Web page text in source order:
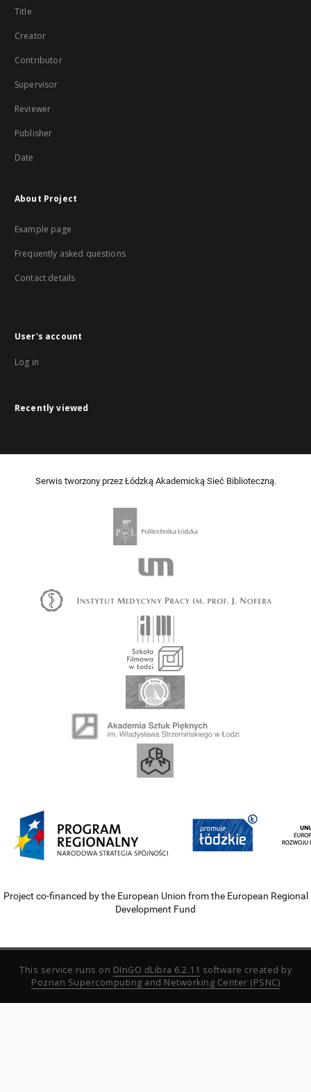
Title
Creator
Contributor
Supervisor
Reviewer
Publisher
Date
About Project
Example page
Frequently asked questions
Contact details
User's account
Log in
Recently viewed
Serwis tworzony przez Łódzką Akademicką Sieć Biblioteczną.
Project co-financed by the European Union from the European Regional
Development Fund
This service runs on DInGO dLibra 6.2.11 software created by
Poznan Supercomputing and Networking Center (PSNC)